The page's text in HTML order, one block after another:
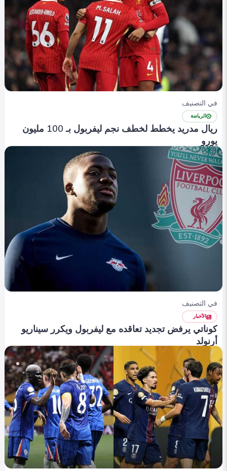
في التصنيف
الرياضة
ريال مدريد يخطط لخطف نجم ليفربول بـ 100 مليون
يورو
Yasmen alaa
في التصنيف
الأخبار
كوناتي يرفض تجديد تعاقده مع ليفربول ويكرر سيناريو
أرنولد
مجهول 0
312
0